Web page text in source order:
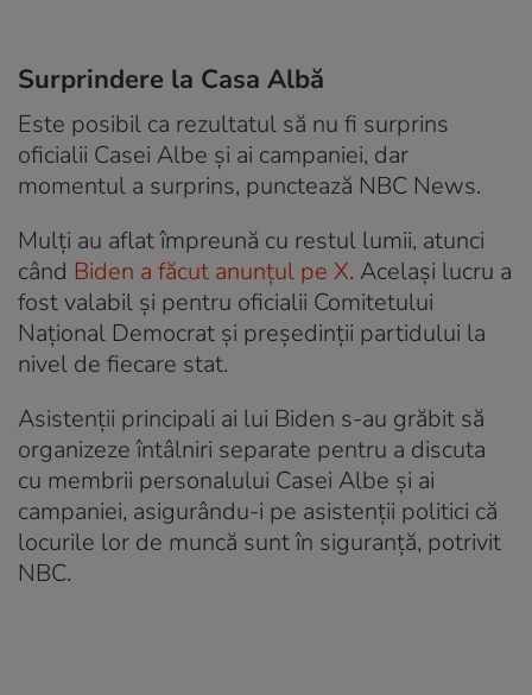
Surprindere la Casa Albă
Este posibil ca rezultatul să nu fi surprins
oficialii Casei Albe şi ai campaniei, dar
momentul a surprins, punctează NBC News.
Mulți au aflat împreună cu restul lumii, atunci
când Biden a făcut anunțul pe X. Acelaşi lucru a
fost valabil şi pentru oficialii Comitetului
Naţional Democrat şi preşedinţii partidului la
nivel de fiecare stat.
Asistenţii principali ai lui Biden s-au grăbit să
organizeze întâlniri separate pentru a discuta
cu membrii personalului Casei Albe şi ai
campaniei, asigurându-i pe asistenţii politici că
locurile lor de muncă sunt în siguranţă, potrivit
NBC.